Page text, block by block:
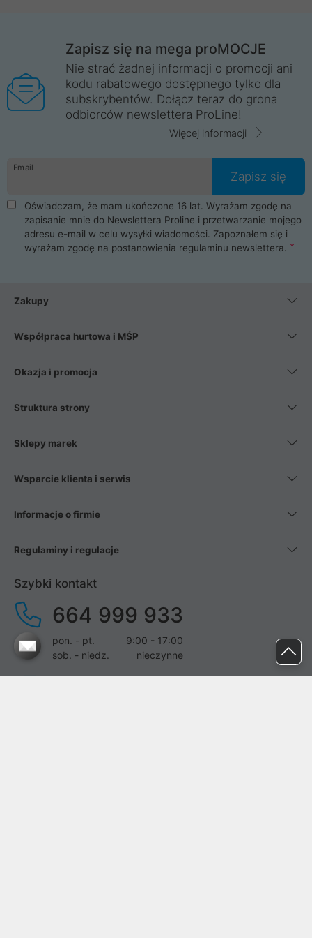
Zapisz się na mega proMOCJE
Nie strać żadnej informacji o promocji ani
kodu rabatowego dostępnego tylko dla
subskrybentów. Dołącz teraz do grona
odbiorców newslettera ProLine!
Więcej informacji
Email
Zapisz się
Oświadczam, że mam ukończone 16 lat. Wyrażam zgodę na
zapisanie mnie do Newslettera Proline i przetwarzanie mojego
adresu e-mail w celu wysyłki wiadomości. Zapoznałem się i
wyrażam zgodę na postanowienia regulaminu newslettera.
Zakupy
Współpraca hurtowa i MŚP
Okazja i promocja
Struktura strony
Sklepy marek
Wsparcie klienta i serwis
Informacje o firmie
Regulaminy i regulacje
Szybki kontakt
664 999 933
pon. - pt.
9:00 - 17:00
sob. - niedz.
nieczynne